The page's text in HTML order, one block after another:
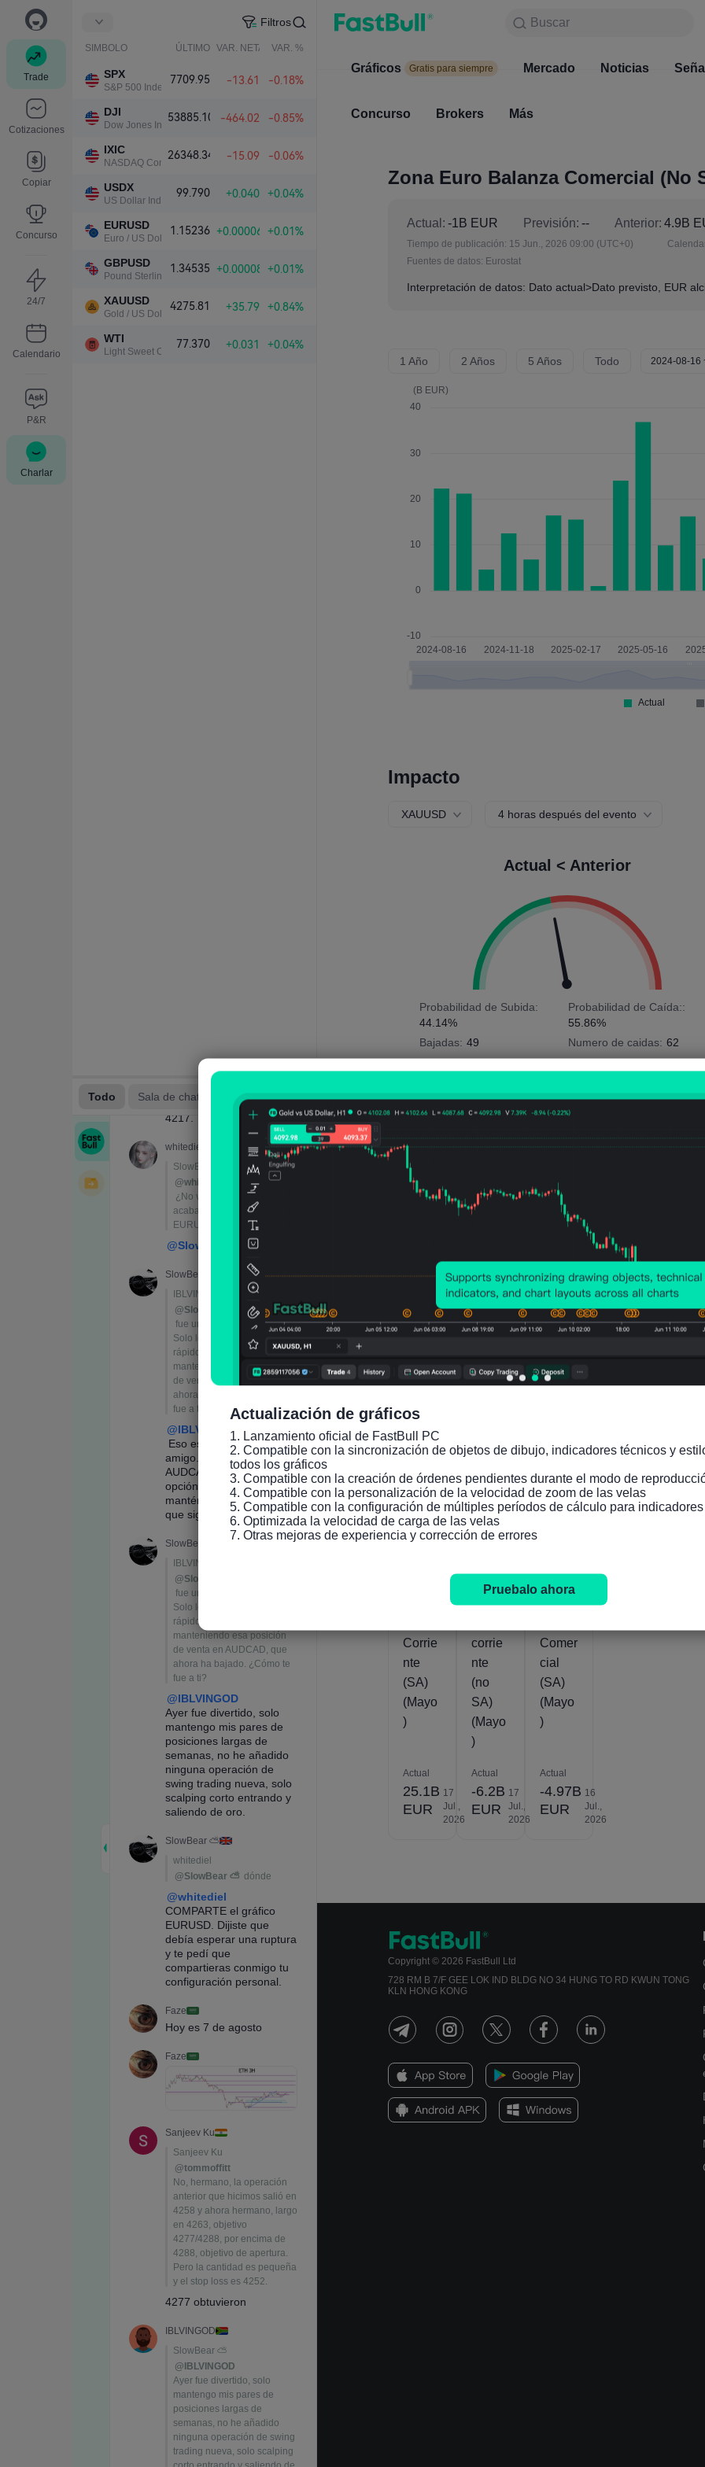
Trade
Cotizaciones
Copiar
Concurso
24/7
Calendario
P&R
Charlar
Filtros
SIMBOLO ÚLTIMO VAR. NETA VAR. %
SPX
S&P 500 Index
7709.95 -13.61 -0.18%
DJI
Dow Jones Industrial Average
53885.10 -464.02 -0.85%
IXIC
NASDAQ Composite Index
26348.34 -15.09 -0.06%
USDX
US Dollar Index
99.790 +0.040 +0.04%
EURUSD
Euro / US Dollar
1.15236 +0.00006 +0.01%
GBPUSD
Pound Sterling / US Dollar
1.34535 +0.00008 +0.01%
XAUUSD
Gold / US Dollar
4275.81 +35.79 +0.84%
WTI
Light Sweet Crude Oil
77.370 +0.031 +0.04%
Buscar
Gráficos Gratis para siempre Mercado
Buscar
Productos
Gráficos Gratis para siempre Mercado Noticias
Concurso Brokers Más
Zona Euro Balanza Comercial (No
Actual: -1B EUR Previsión: -- Anterior: 4.9B
Tiempo de publicación: 15 Jun., 2026 09:00 (UTC+0)
Fuentes de datos: Eurostat
Interpretación de datos: Dato actual>Dato previsto, EUR
1 Año 2 Años 5 Años Todo
Impacto
XAUUSD 4 horas después del evento
Actual < Anterior
Probabilidad de Subida:
44.14%
Bajadas: 49
Probabilidad de Caída::
55.86%
Numero de caidas: 62
Gráfico de precios
Indicadores relevantes
Corrie
nte
(SA)
(Mayo
)
Actual
25.1B
EUR
17
Jul.,
2026
Euro
Cuent
corrie
nte
(no
SA)
(Mayo
)
Actual
-6.2B
EUR
17
Jul.,
2026
Euro
Balan
Comer
cial
(SA)
(Mayo
)
Actual
-4.97B
EUR
16
Jul.,
2026
Copyright © 2026 FastBull Ltd
728 RM B 7/F GEE LOK IND BLDG NO 34 HUNG TO RD KWUN TONG
KLN HONG KONG
Actualización de gráficos
1. Lanzamiento oficial de FastBull PC
2. Compatible con la sincronización de objetos de dibujo, indicadores técnicos y
todos los gráficos
3. Compatible con la creación de órdenes pendientes durante el modo de
4. Compatible con la personalización de la velocidad de zoom de las velas
5. Compatible con la configuración de múltiples períodos de cálculo para
6. Optimizada la velocidad de carga de las velas
7. Otras mejoras de experiencia y corrección de errores
Pruebalo ahora